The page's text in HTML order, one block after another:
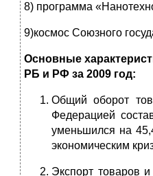
8) программа
9)космос Союзного
Основные
РБ и РФ за 2009 год:
Общий оборот
Федерацией
уменьшился на
экономическим
Эк­спорт товаров